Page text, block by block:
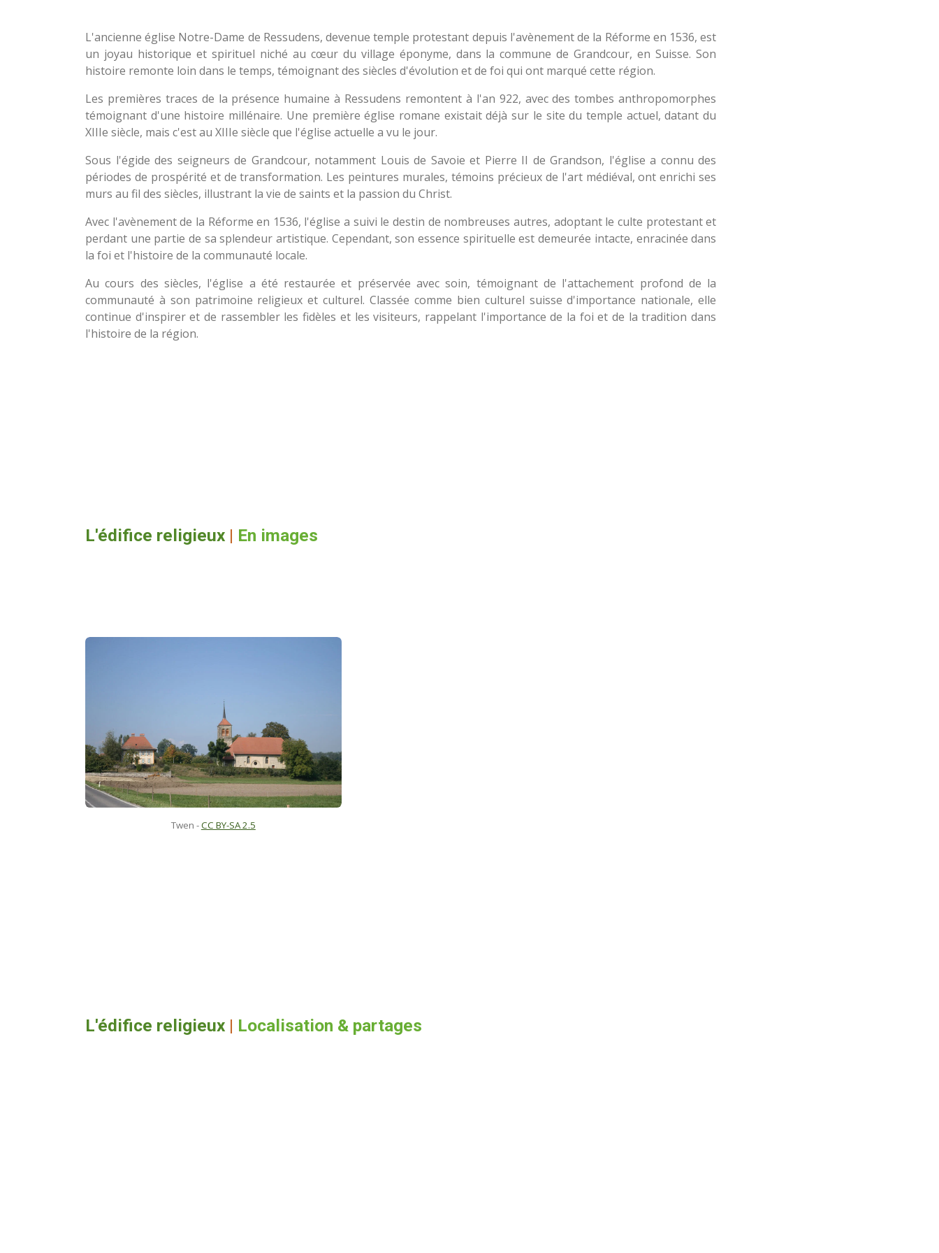
L'ancienne église Notre-Dame de Ressudens, devenue temple protestant depuis l'avènement de la Réforme en 1536, est
un joyau historique et spirituel niché au cœur du village éponyme, dans la commune de Grandcour, en Suisse. Son
histoire remonte loin dans le temps, témoignant des siècles d'évolution et de foi qui ont marqué cette région.
Les premières traces de la présence humaine à Ressudens remontent à l'an 922, avec des tombes anthropomorphes
témoignant d'une histoire millénaire. Une première église romane existait déjà sur le site du temple actuel, datant du
XIIIe siècle, mais c'est au XIIIe siècle que l'église actuelle a vu le jour.
Sous l'égide des seigneurs de Grandcour, notamment Louis de Savoie et Pierre II de Grandson, l'église a connu des
périodes de prospérité et de transformation. Les peintures murales, témoins précieux de l'art médiéval, ont enrichi ses
murs au fil des siècles, illustrant la vie de saints et la passion du Christ.
Avec l'avènement de la Réforme en 1536, l'église a suivi le destin de nombreuses autres, adoptant le culte protestant et
perdant une partie de sa splendeur artistique. Cependant, son essence spirituelle est demeurée intacte, enracinée dans
la foi et l'histoire de la communauté locale.
Au cours des siècles, l'église a été restaurée et préservée avec soin, témoignant de l'attachement profond de la
communauté à son patrimoine religieux et culturel. Classée comme bien culturel suisse d'importance nationale, elle
continue d'inspirer et de rassembler les fidèles et les visiteurs, rappelant l'importance de la foi et de la tradition dans
l'histoire de la région.
L'édifice religieux | En images
Twen -CC BY-SA 2.5
L'édifice religieux | Localisation & partages